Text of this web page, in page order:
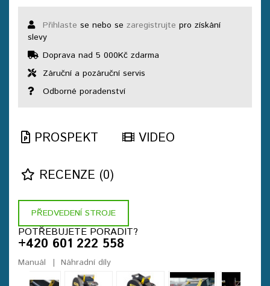
Přihlaste se nebo se zaregistrujte pro získání
slevy
Doprava nad 5 000Kč zdarma
Záruční a pozáruční servis
Odborné poradenství
PROSPEKT VIDEO
RECENZE (0)
PŘEDVEDENÍ STROJE
POTŘEBUJETE PORADIT?
+420 601 222 558
Manuál Náhradní díly